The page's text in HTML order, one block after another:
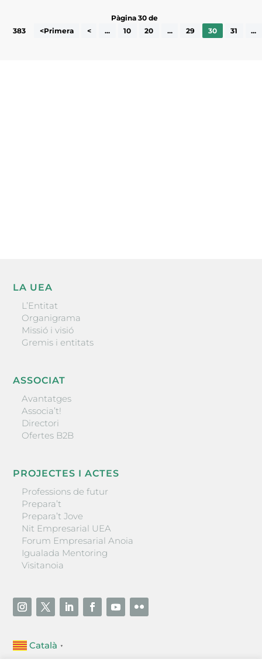
Pàgina 30 de
383
<Primera < ... 10 20 ... 29 30 31 ...
LA UEA
L’Entitat
Organigrama
Missió i visió
Gremis i entitats
ASSOCIAT
Avantatges
Associa’t!
Directori
Ofertes B2B
PROJECTES I ACTES
Professions de futur
Prepara’t
Prepara’t Jove
Nit Empresarial UEA
Forum Empresarial Anoia
Igualada Mentoring
Visitanoia
Català ▼